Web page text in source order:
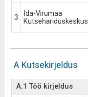
3
Ida-Virumaa
Kutsehariduskeskus
A Kutsekirjeldus
A.1 Töö kirjeldus